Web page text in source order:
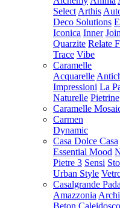
Select Arthis
Deco Solutions
Iconica Inner Join
Quarzite Relate
Trace Vibe
Caramelle
Acquarelle
Impressioni La
Naturelle Pietrine
Caramelle
Carmen
Dynamic
Casa Dolce Casa
Essential Mood
Pietre 3 Sensi
Urban Style
Casalgrande
Amazzonia